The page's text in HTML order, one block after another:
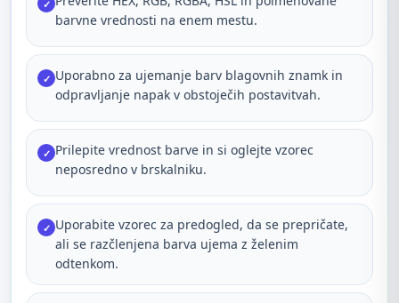
✓
barvne vrednosti na enem mestu.
✓ Uporabno za ujemanje barv blagovnih znamk in
odpravljanje napak v obstoječih postavitvah.
✓ Prilepite vrednost barve in si oglejte vzorec
neposredno v brskalniku.
✓ Uporabite vzorec za predogled, da se prepričate,
ali se razčlenjena barva ujema z želenim
odtenkom.